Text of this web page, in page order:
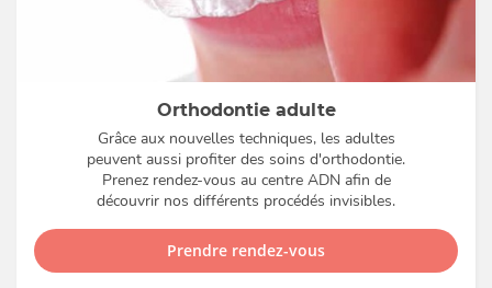
Orthodontie adulte
Grâce aux nouvelles techniques, les adultes
peuvent aussi profiter des soins d'orthodontie.
Prenez rendez-vous au centre ADN afin de
découvrir nos différents procédés invisibles.
Prendre rendez-vous